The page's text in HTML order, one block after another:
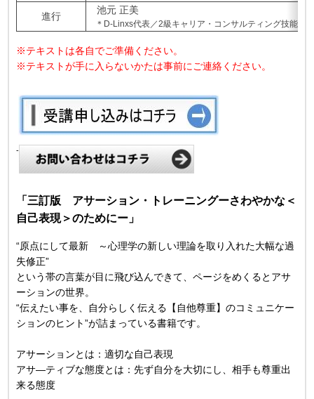
進行
池元 正美
＊D-Linxs代表／2級キャリア・コンサルティング技能士
※テキストは各自でご準備ください。
※テキストが手に入らないかたは事前にご連絡ください。
-
「三訂版 アサーション・トレーニングーさわやかな＜
自己表現＞のためにー」
“原点にして最新 ～心理学の新しい理論を取り入れた大幅な過
失修正”
という帯の言葉が目に飛び込んできて、ページをめくるとアサ
ーションの世界。
“伝えたい事を、自分らしく伝える【自他尊重】のコミュニケー
ションのヒント”が詰まっている書籍です。
アサーションとは：適切な自己表現
アサ―ティブな態度とは：先ず自分を大切にし、相手も尊重出
来る態度